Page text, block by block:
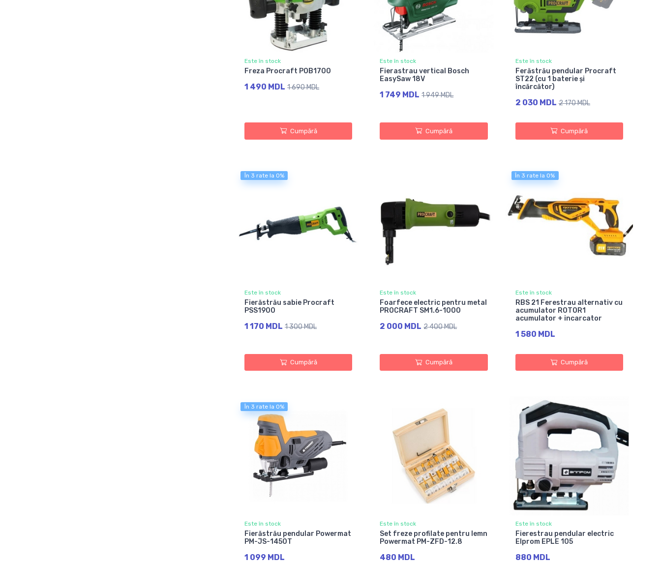
Este în stock
Freza Procraft POB1700
1 490 MDL 1 690 MDL
Cumpără
Este în stock
Fierastrau vertical Bosch
EasySaw 18V
1 749 MDL 1 949 MDL
Cumpără
Este în stock
Ferăstrău pendular Procraft
ST22 (cu 1 baterie și
încărcător)
2 030 MDL 2 170 MDL
Cumpără
În 3 rate la 0%
Este în stock
Fierăstrău sabie Procraft
PSS1900
1 170 MDL 1 300 MDL
Cumpără
Este în stock
Foarfece electric pentru metal
PROCRAFT SM1.6-1000
2 000 MDL 2 400 MDL
Cumpără
În 3 rate la 0%
Este în stock
RBS 21 Ferestrau alternativ cu
acumulator ROTOR1
acumulator + incarcator
1 580 MDL
Cumpără
În 3 rate la 0%
Este în stock
Fierăstrău pendular Powermat
PM-JS-1450T
1 099 MDL
Este în stock
Set freze profilate pentru lemn
Powermat PM-ZFD-12.8
480 MDL
Este în stock
Fierestrau pendular electric
Elprom EPLE 105
880 MDL